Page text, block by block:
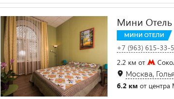
Мини
МИНИ ОТЕЛИ
+7 (963) 615-33-
2.2 км от
Москва,
6.2 км от